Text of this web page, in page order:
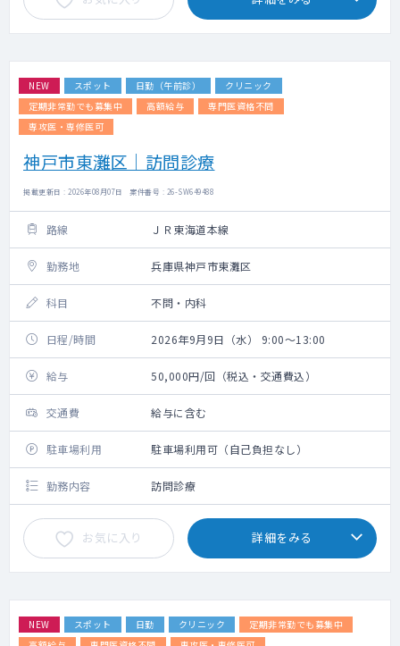
NEW スポット 日勤（午前診）
クリニック
定期非常勤でも募集中
高額給与
専門医資格不問
専攻医・専修医可
神戸市東灘区｜訪問診療
掲載更新日 : 2026年08月07日 案件番号 : 26-SW649488
路線 ＪＲ東海道本線
勤務地 兵庫県神戸市東灘区
科目 不問・内科
日程/時間 2026年9月9日（水） 9:00～13:00
給与 50,000円/回（税込・交通費込）
交通費 給与に含む
駐車場利用 駐車場利用可（自己負担なし）
勤務内容 訪問診療
お気に入り 詳細をみる
NEW スポット 日勤 クリニック
定期非常勤でも募集中